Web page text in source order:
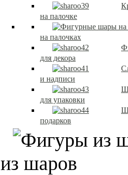
на палочке
на палочках
для декора
и надписи
для упаковки
подарков
из шаров